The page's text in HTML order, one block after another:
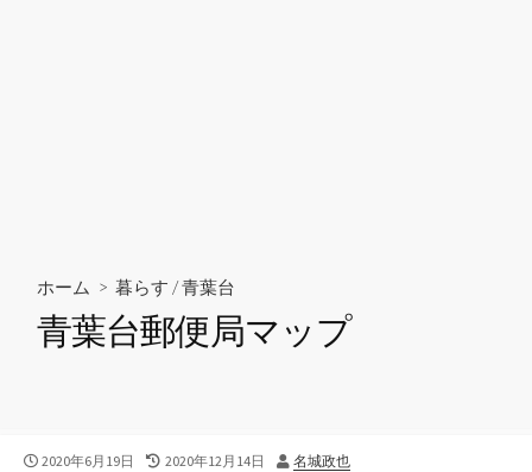
ホーム > 暮らす /青葉台
青葉台郵便局マップ
公
2020年6月19日
最
2020年12月14日
投
名城政也